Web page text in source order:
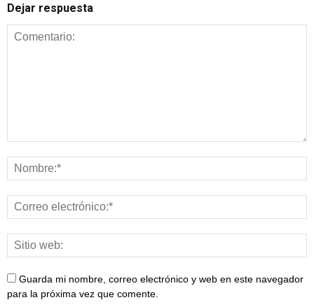
Dejar respuesta
Guarda mi nombre, correo electrónico y web en este navegador
para la próxima vez que comente.